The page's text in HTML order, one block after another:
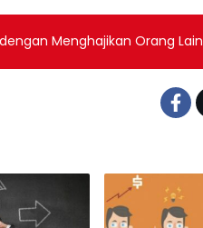
Menghajikan Orang Lain